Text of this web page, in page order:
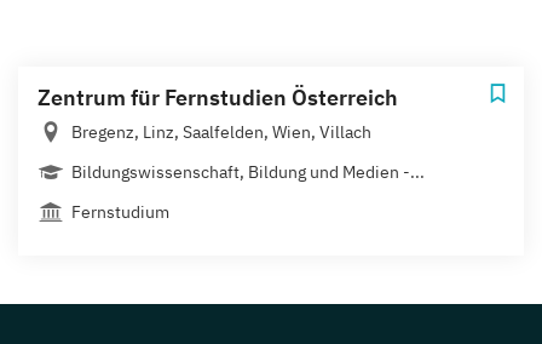
Zentrum für Fernstudien Österreich
Bregenz, Linz, Saalfelden, Wien, Villach
Bildungswissenschaft, Bildung und Medien -...
Fernstudium